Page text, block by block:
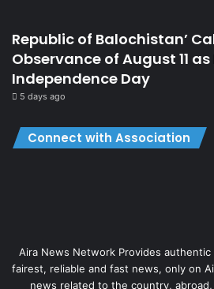
Republic of Balochistan’
Observance of August 11
Independence Day
5 days ago
Connect with Association
Aira News Network Provides
fairest, reliable and fast news, only on
news related to the country,